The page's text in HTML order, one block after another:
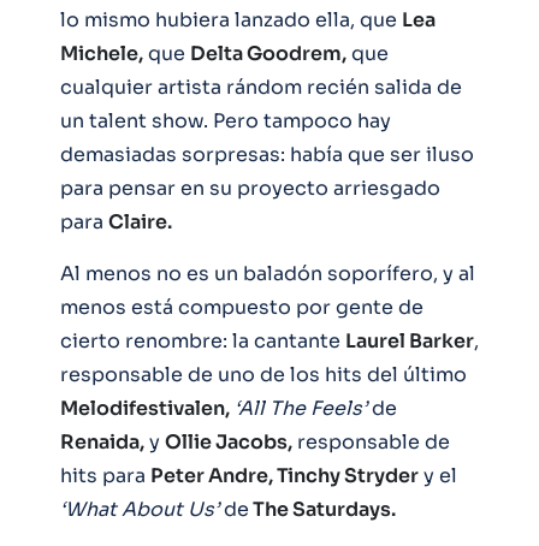
lo mismo hubiera lanzado ella, que Lea
Michele,que Delta Goodrem,que
cualquier artista rándom recién salida de
un talent show. Pero tampoco hay
demasiadas sorpresas: había que ser iluso
para pensar en su proyecto arriesgado
para Claire.
Al menos no es un baladón soporífero, y al
menos está compuesto por gente de
cierto renombre: la cantante Laurel Barker,
responsable de uno de los hits del último
Melodifestivalen, ‘All The Feels’de
Renaida,y Ollie Jacobs, responsable de
hits para Peter Andre, Tinchy Strydery el
‘What About Us’deThe Saturdays.